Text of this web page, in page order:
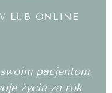
LUB ONLINE
pacjentom,
życia za rok